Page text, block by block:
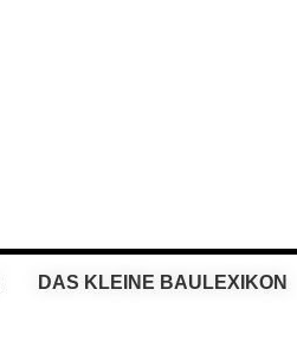
DAS KLEINE BAULEXIKON